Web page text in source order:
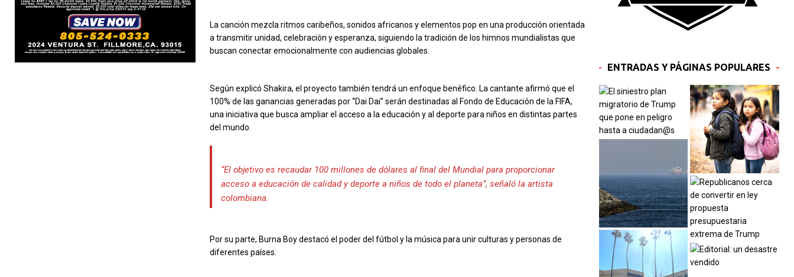
La canción mezcla ritmos caribeños, sonidos africanos y elementos pop en una producción orientada
a transmitir unidad, celebración y esperanza, siguiendo la tradición de los himnos mundialistas que
buscan conectar emocionalmente con audiencias globales.
Según explicó Shakira, el proyecto también tendrá un enfoque benéfico. La cantante afirmó que el
100% de las ganancias generadas por “Dai Dai” serán destinadas al Fondo de Educación de la FIFA,
una iniciativa que busca ampliar el acceso a la educación y al deporte para niños en distintas partes
del mundo.
“El objetivo es recaudar 100 millones de dólares al final del Mundial para proporcionar
acceso a educación de calidad y deporte a niños de todo el planeta”, señaló la artista
colombiana.
Por su parte, Burna Boy destacó el poder del fútbol y la música para unir culturas y personas de
diferentes países.
ENTRADAS Y PÁGINAS POPULARES